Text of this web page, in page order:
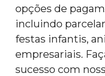
opções de
incluindo
festas infantis,
empresariais.
sucesso com